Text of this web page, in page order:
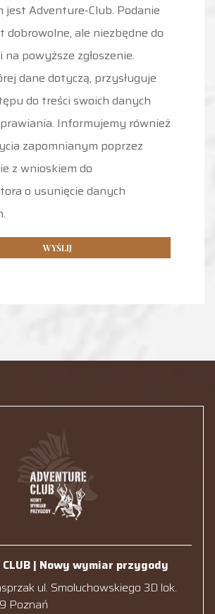
jest Adventure-Club. Podanie
dobrowolne, ale niezbędne do
powyższe zgłoszenie.
dane dotyczą, przysługuje
do treści swoich danych
Informujemy również
zapomnianym poprzez
z wnioskiem do
o usunięcie danych
CLUB | Nowy wymiar przygody
ul. Smoluchowskiego 3D lok.
Poznań